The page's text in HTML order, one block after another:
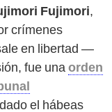
Fujimori,
crímenes
en libertad —
fue unaorden
el hábeas